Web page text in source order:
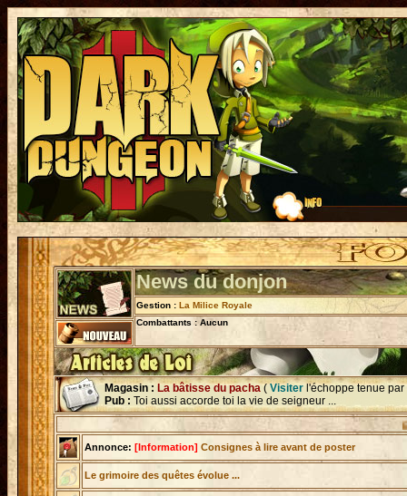
News du donjon
Gestion : La Milice Royale
Combattants : Aucun
Magasin : La bâtisse du pacha ( Visiter l'échoppe tenue par
Pub : Toi aussi accorde toi la vie de seigneur ...
Enchère
Annonce: [Information] Consignes à lire avant de poster
Le grimoire des quêtes évolue ...